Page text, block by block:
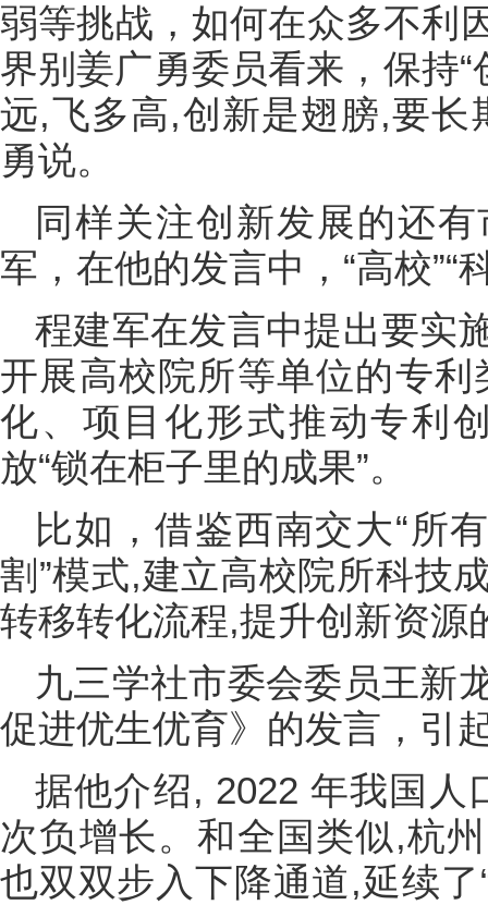
弱等挑战，如何在众多不利
界别姜广勇委员看来，保持
远,飞多高,创新是翅膀,要长
勇说。
同样关注创新发展的还
军，在他的发言中，“高校”“
程建军在发言中提出要实
开展高校院所等单位的专
化、项目化形式推动专利
放“锁在柜子里的成果”。
比如，借鉴西南交大“所
割”模式,建立高校院所科技
转移转化流程,提升创新资源
九三学社市委会委员王新
促进优生优育》的发言，引
据他介绍, 2022 年我国人
次负增长。和全国类似,杭
也双双步入下降通道,延续